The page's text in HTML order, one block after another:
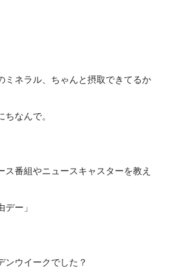
ミネラル、ちゃんと摂取できてるか
ちなんで。
ス番組やニュースキャスターを教え
ー」
ンウイークでした？